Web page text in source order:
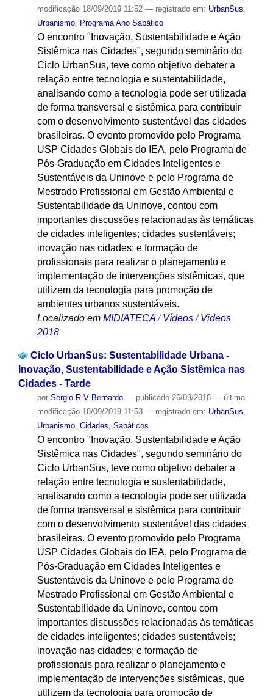
modificação18/09/2019 11:52 — registrado em: UrbanSus
Urbanismo, Programa Ano Sabático
O encontro "Inovação, Sustentabilidade e Ação
Sistêmica nas Cidades", segundo seminário do
Ciclo UrbanSus, teve como objetivo debater a
relação entre tecnologia e sustentabilidade,
analisando como a tecnologia pode ser utilizada
de forma transversal e sistêmica para contribuir
com o desenvolvimento sustentável das cidades
brasileiras. O evento promovido pelo Programa
USP Cidades Globais do IEA, pelo Programa de
Pós-Graduação em Cidades Inteligentes e
Sustentáveis da Uninove e pelo Programa de
Mestrado Profissional em Gestão Ambiental e
Sustentabilidade da Uninove, contou com
importantes discussões relacionadas às temáticas
de cidades inteligentes; cidades sustentáveis;
inovação nas cidades; e formação de
profissionais para realizar o planejamento e
implementação de intervenções sistêmicas, que
utilizem da tecnologia para promoção de
ambientes urbanos sustentáveis.
Localizado em MIDIATECA /Vídeos /Videos
2018
Ciclo UrbanSus: Sustentabilidade Urbana -
Inovação, Sustentabilidade e Ação Sistêmica nas
Cidades - Tarde
por Sergio R V Bernardo — publicado26/09/2018 — última
modificação18/09/2019 11:53 — registrado em: UrbanSus,
Urbanismo, Cidades, Sabáticos
O encontro "Inovação, Sustentabilidade e Ação
Sistêmica nas Cidades", segundo seminário do
Ciclo UrbanSus, teve como objetivo debater a
relação entre tecnologia e sustentabilidade,
analisando como a tecnologia pode ser utilizada
de forma transversal e sistêmica para contribuir
com o desenvolvimento sustentável das cidades
brasileiras. O evento promovido pelo Programa
USP Cidades Globais do IEA, pelo Programa de
Pós-Graduação em Cidades Inteligentes e
Sustentáveis da Uninove e pelo Programa de
Mestrado Profissional em Gestão Ambiental e
Sustentabilidade da Uninove, contou com
importantes discussões relacionadas às temáticas
de cidades inteligentes; cidades sustentáveis;
inovação nas cidades; e formação de
profissionais para realizar o planejamento e
implementação de intervenções sistêmicas, que
utilizem da tecnologia para promoção de